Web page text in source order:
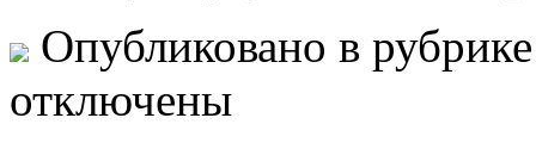
Опубликовано в
отключены